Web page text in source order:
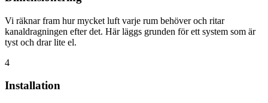
Vi räknar fram hur mycket luft varje rum behöver och ritar
kanaldragningen efter det. Här läggs grunden för ett system som är
tyst och drar lite el.
4
Installation